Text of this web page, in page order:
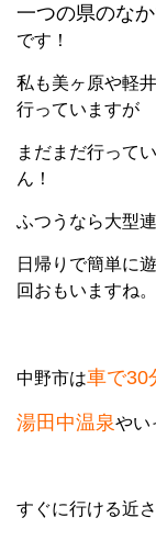
一つの県のな
です！
私も美ヶ原や軽
行っていますが
まだまだ行って
ん！
ふつうなら大型
日帰りで簡単に
回おもいますね。
中野市は車で30
湯田中温泉やい
すぐに行ける近